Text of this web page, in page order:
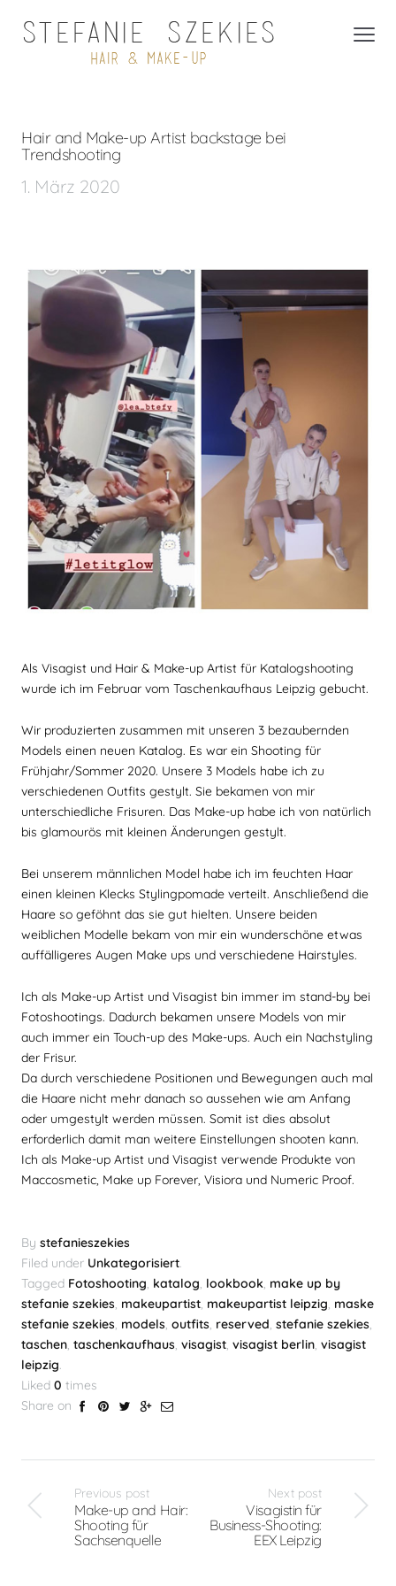
Hair and Make-up Artist backstage bei
Trendshooting
1. März 2020
Als Visagist und Hair & Make-up Artist für Katalogshooting
wurde ich im Februar vom Taschenkaufhaus Leipzig gebucht.
Wir produzierten zusammen mit unseren 3 bezaubernden
Models einen neuen Katalog. Es war ein Shooting für
Frühjahr/Sommer 2020. Unsere 3 Models habe ich zu
verschiedenen Outfits gestylt. Sie bekamen von mir
unterschiedliche Frisuren. Das Make-up habe ich von natürlich
bis glamourös mit kleinen Änderungen gestylt.
Bei unserem männlichen Model habe ich im feuchten Haar
einen kleinen Klecks Stylingpomade verteilt. Anschließend die
Haare so geföhnt das sie gut hielten. Unsere beiden
weiblichen Modelle bekam von mir ein wunderschöne etwas
auffälligeres Augen Make ups und verschiedene Hairstyles.
Ich als Make-up Artist und Visagist bin immer im stand-by bei
Fotoshootings. Dadurch bekamen unsere Models von mir
auch immer ein Touch-up des Make-ups. Auch ein Nachstyling
der Frisur.
Da durch verschiedene Positionen und Bewegungen auch mal
die Haare nicht mehr danach so aussehen wie am Anfang
oder umgestylt werden müssen. Somit ist dies absolut
erforderlich damit man weitere Einstellungen shooten kann.
Ich als Make-up Artist und Visagist verwende Produkte von
Maccosmetic, Make up Forever, Visiora und Numeric Proof.
Bystefanieszekies
Filed under Unkategorisiert.
Tagged Fotoshooting, katalog, lookbook, make up by
stefanie szekies, makeupartist, makeupartist leipzig, maske
stefanie szekies, models,outfits, reserved,stefanie szekies,
taschen,taschenkaufhaus,visagist,visagist berlin,visagist
leipzig.
Liked0 times
Share on
Previous post
Make-up and Hair:
Shooting für
Sachsenquelle
Next post
Visagistin für
Business-Shooting:
EEX Leipzig